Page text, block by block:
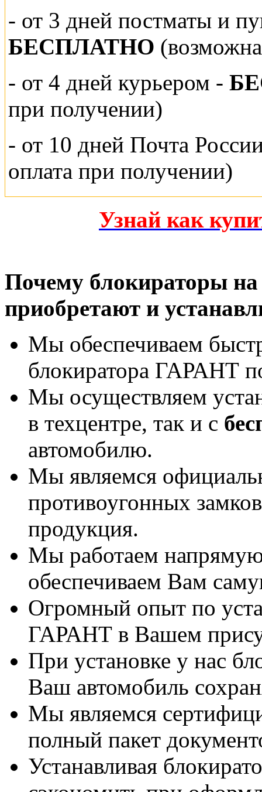
- от 3 дней постматы и
БЕСПЛАТНО
- от 4 дней курьером -
при получении)
- от 10 дней Почта
оплата при получении)
Узнай как
Почему блокираторы на
приобретают и
Мы обеспечиваем
блокиратора ГАРАНТ
Мы осуществляем
в техцентре, так и с
автомобилю.
Мы являемся
противоугонных
продукция.
Мы работаем
обеспечиваем Вам
Огромный опыт по
ГАРАНТ в Вашем
При установке у нас
Ваш автомобиль
Мы являемся
полный пакет
Устанавливая